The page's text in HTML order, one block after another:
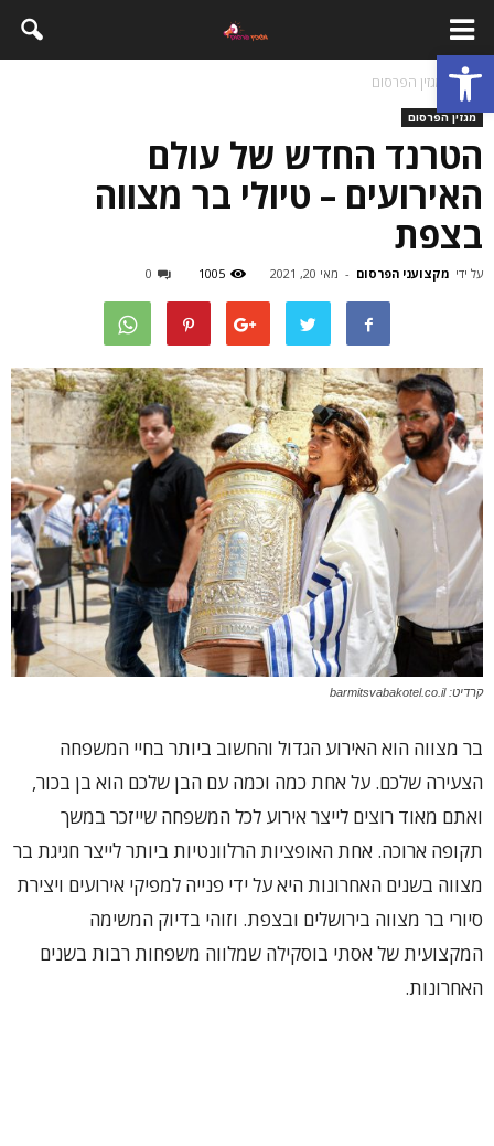
פתח סרגל נגישות
בית מגזין הפרסום
מגזין הפרסום
הטרנד החדש של עולם
האירועים – טיולי בר מצווה
בצפת
על ידי מקצועני הפרסום - מאי 20, 2021 1005
0
קרדיט: barmitsvabakotel.co.il
בר מצווה הוא האירוע הגדול והחשוב ביותר בחיי המשפחה
הצעירה שלכם. על אחת כמה וכמה עם הבן שלכם הוא בן בכור,
ואתם מאוד רוצים לייצר אירוע לכל המשפחה שייזכר במשך
תקופה ארוכה. אחת האופציות הרלוונטיות ביותר לייצר חגיגת בר
מצווה בשנים האחרונות היא על ידי פנייה למפיקי אירועים ויצירת
סיורי בר מצווה בירושלים ובצפת. וזוהי בדיוק המשימה
המקצועית של אסתי בוסקילה שמלווה משפחות רבות בשנים
האחרונות.